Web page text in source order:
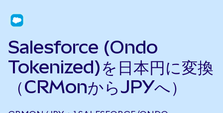
Salesforce (Ondo
Tokenized)を日本円に変換
（CRMonからJPYへ）